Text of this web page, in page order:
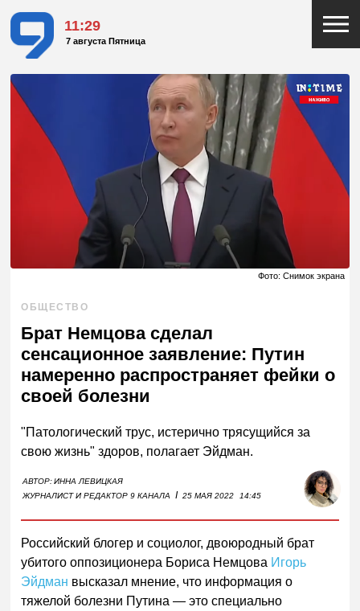
11:29
7 августа Пятница
Фото: Снимок экрана
ОБЩЕСТВО
Брат Немцова сделал
сенсационное заявление: Путин
намеренно распространяет фейки о
своей болезни
"Патологический трус, истерично трясущийся за
свою жизнь" здоров, полагает Эйдман.
АВТОР:ИННА ЛЕВИЦКАЯ
ЖУРНАЛИСТ И РЕДАКТОР 9 КАНАЛА
I 25 МАЯ 2022 14:45
Российский блогер и социолог, двоюродный брат
убитого оппозиционера Бориса Немцова Игорь
Эйдман высказал мнение, что информация о
тяжелой болезни Путина — это специально